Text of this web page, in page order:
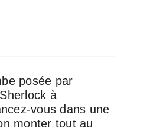
posée par
à
vous dans une
monter tout au